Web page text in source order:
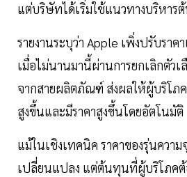
แต่บริษัทได้เริ่มใช้แนวทางบริหาร
รายงานระบุว่า Apple เพิ่งปรับราค
เมื่อไม่นานมานี้ผ่านการยกเลิกตัว
จากสายผลิตภัณฑ์ ส่งผลให้ผู้บริโภ
สูงขึ้นและมีราคาสูงขึ้นโดยอัตโนมัติ
แม้ในเชิงเทคนิค ราคาของรุ่นความ
เปลี่ยนแปลง แต่ต้นทุนที่ผู้บริโภคต้